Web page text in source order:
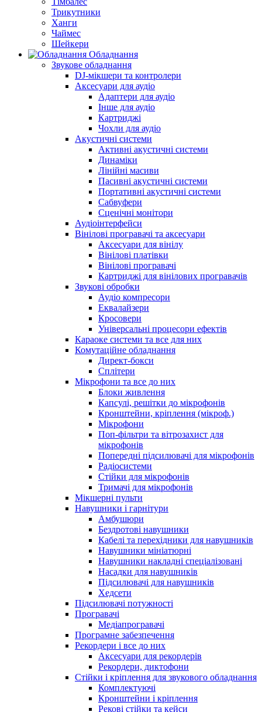
Трикутники
Ханги
Чаймес
Шейкери
Обладнання
Звукове обладнання
DJ-мікшери та контролери
Аксесуари для аудіо
Адаптери для аудіо
Інше для аудіо
Картриджі
Чохли для аудіо
Акустичні системи
Активні акустичні системи
Динаміки
Лінійні масиви
Пасивні акустичні системи
Портативні акустичні системи
Сабвуфери
Сценічні монітори
Аудіоінтерфейси
Вінілові програвачі та аксесуари
Аксесуари для вінілу
Вінілові платівки
Вінілові програвачі
Картриджі для вінілових програвачів
Звукові обробки
Аудіо компресори
Еквалайзери
Кросовери
Універсальні процесори ефектів
Караоке системи та все для них
Комутаційне обладнання
Директ-бокси
Сплітери
Мікрофони та все до них
Блоки живлення
Капсулі, решітки до мікрофонів
Кронштейни, кріплення (мікроф.)
Мікрофони
Поп-фільтри та вітрозахист для
мікрофонів
Попередні підсилювачі для мікрофонів
Радіосистеми
Стійки для мікрофонів
Тримачі для мікрофонів
Мікшерні пульти
Навушники і гарнітури
Амбушюри
Бездротові навушники
Кабелі та перехідники для навушників
Навушники мініатюрні
Навушники накладні спеціалізовані
Насадки для навушників
Підсилювачі для навушників
Хедсети
Підсилювачі потужності
Програвачі
Медіапрогравачі
Програмне забезпечення
Рекордери і все до них
Аксесуари для рекордерів
Рекордери, диктофони
Стійки і кріплення для звукового обладнання
Комплектуючі
Кронштейни і кріплення
Рекові стійки та кейси